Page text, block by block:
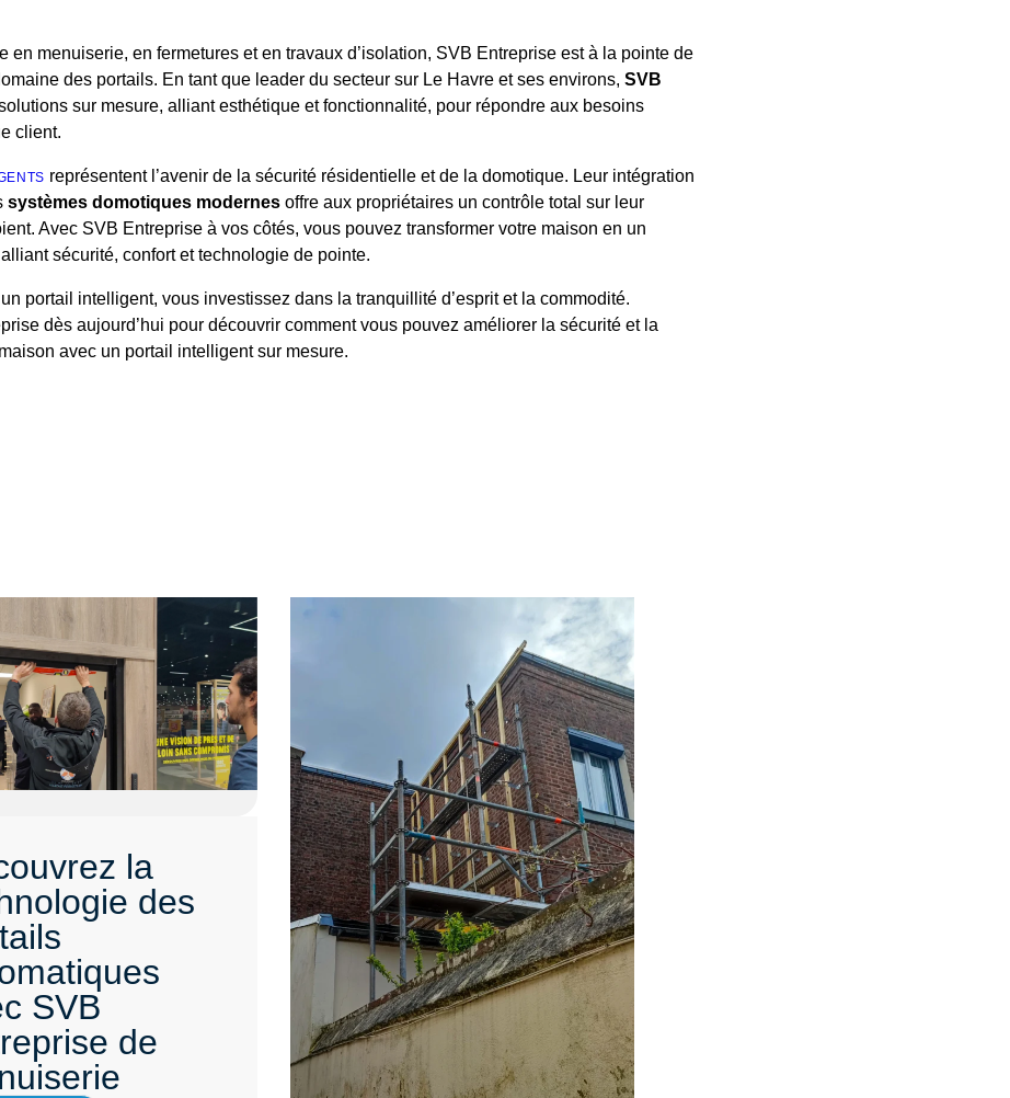
en menuiserie, en fermetures et en travaux d’isolation, SVB Entreprise est à la pointe de
des portails. En tant que leader du secteur sur Le Havre et ses environs, SVB
sur mesure, alliant esthétique et fonctionnalité, pour répondre aux besoins
client.
représentent l’avenir de la sécurité résidentielle et de la domotique. Leur intégration
systèmes domotiques modernes offre aux propriétaires un contrôle total sur leur
Avec SVB Entreprise à vos côtés, vous pouvez transformer votre maison en un
sécurité, confort et technologie de pointe.
portail intelligent, vous investissez dans la tranquillité d’esprit et la commodité.
dès aujourd’hui pour découvrir comment vous pouvez améliorer la sécurité et la
avec un portail intelligent sur mesure.
la
des
SVB
de